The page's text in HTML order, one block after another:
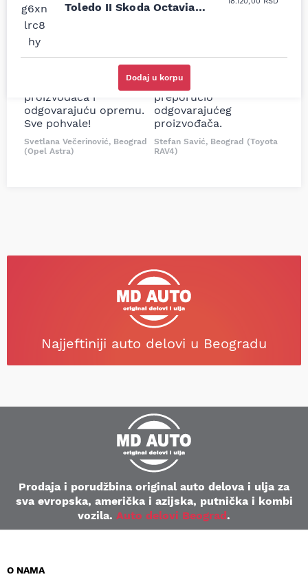
Toledo II Skoda Octavia I
Dodaj u korpu
moguće online
prodavnice auto delova
i definitivno najbolje
cene su ovde. Kupila
sam više puta auto
delove iz MD Auto. Uvek
dobra preporuka za
proizvođača i
odgovarajuću opremu.
Sve pohvale!
Svetlana Večerinović, Beograd
(Opel Astra)
ljubazni prodavci.
potreban za moju
Tojotu, ali me je Miloš
podsetio, istražio i
preporučio
odgovarajućeg
proizvođača.
Stefan Savić, Beograd (Toyota
RAV4)
Najjeftiniji auto delovi u Beogradu
Prodaja i porudžbina original auto delova i ulja za
sva evropska, američka i azijska, putnička i kombi
vozila. Auto delovi Beograd.
O NAMA